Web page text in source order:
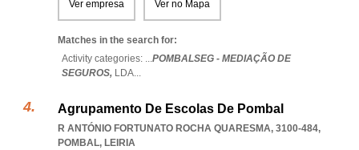
Ver empresa Ver no Mapa
Matches in the search for:
Activity categories: ...POMBALSEG - MEDIAÇÃO DE
SEGUROS, LDA...
Agrupamento De Escolas De Pombal
R ANTÓNIO FORTUNATO ROCHA QUARESMA, 3100-484,
POMBAL, LEIRIA